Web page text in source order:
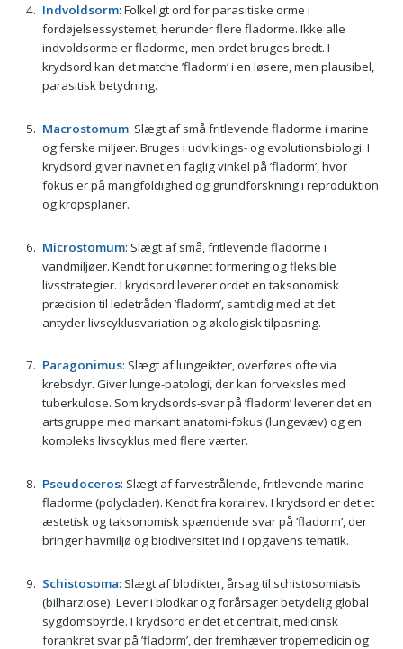
Indvoldsorm: Folkeligt ord for parasitiske orme i
fordøjelsessystemet, herunder flere fladorme. Ikke alle
indvoldsorme er fladorme, men ordet bruges bredt. I
krydsord kan det matche ’fladorm’ i en løsere, men plausibel,
parasitisk betydning.
Macrostomum: Slægt af små fritlevende fladorme i marine
og ferske miljøer. Bruges i udviklings- og evolutionsbiologi. I
krydsord giver navnet en faglig vinkel på ’fladorm’, hvor
fokus er på mangfoldighed og grundforskning i reproduktion
og kropsplaner.
Microstomum: Slægt af små, fritlevende fladorme i
vandmiljøer. Kendt for ukønnet formering og fleksible
livsstrategier. I krydsord leverer ordet en taksonomisk
præcision til ledetråden ’fladorm’, samtidig med at det
antyder livscyklusvariation og økologisk tilpasning.
Paragonimus: Slægt af lungeikter, overføres ofte via
krebsdyr. Giver lunge-patologi, der kan forveksles med
tuberkulose. Som krydsords-svar på ’fladorm’ leverer det en
artsgruppe med markant anatomi-fokus (lungevæv) og en
kompleks livscyklus med flere værter.
Pseudoceros: Slægt af farvestrålende, fritlevende marine
fladorme (polyclader). Kendt fra koralrev. I krydsord er det et
æstetisk og taksonomisk spændende svar på ’fladorm’, der
bringer havmiljø og biodiversitet ind i opgavens tematik.
Schistosoma: Slægt af blodikter, årsag til schistosomiasis
(bilharziose). Lever i blodkar og forårsager betydelig global
sygdomsbyrde. I krydsord er det et centralt, medicinsk
forankret svar på ’fladorm’, der fremhæver tropemedicin og